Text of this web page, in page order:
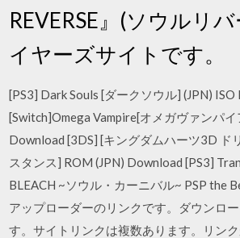
REVERSE』(ソウルリ
イヤーズサイトです。
[PS3] Dark Souls [ダークソウル] (JPN)
[Switch]Omega Vampire[オメガヴァンパイ
Download [3DS] [キングダムハーツ3D ド
スタンス] ROM (JPN) Download [PS3]
BLEACH ~ソウル・カーニバル~ PSP the
アップローダーのリンクです。ダウンロ
す。サイトリンクは複数あります。リン